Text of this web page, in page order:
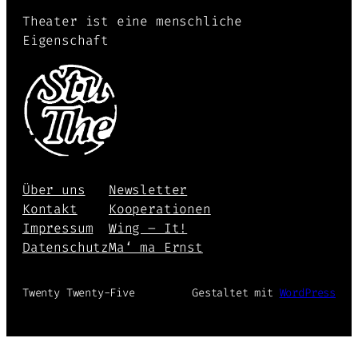
Theater ist eine menschliche
Eigenschaft
Über uns
Kontakt
Impressum
Datenschutz
Newsletter
Kooperationen
Wing – It!
Ma‘ ma Ernst
Twenty Twenty-Five Gestaltet mit WordPress